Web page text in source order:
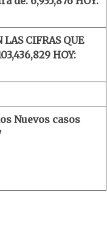
CIFRAS QUE
HOY:
Nuevos casos